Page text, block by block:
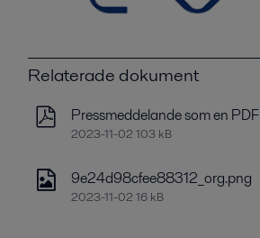
Relaterade dokument
Pressmeddelande som en PDF
2023-11-02 103 kB
9e24d98cfee88312_org.png
2023-11-02 16 kB